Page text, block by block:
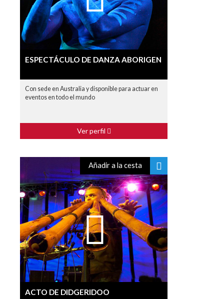
ESPECTÁCULO DE DANZA ABORIGEN
Con sede en Australia y disponible para actuar en
eventos en todo el mundo
Ver perfil
Añadir a la cesta
ACTO DE DIDGERIDOO